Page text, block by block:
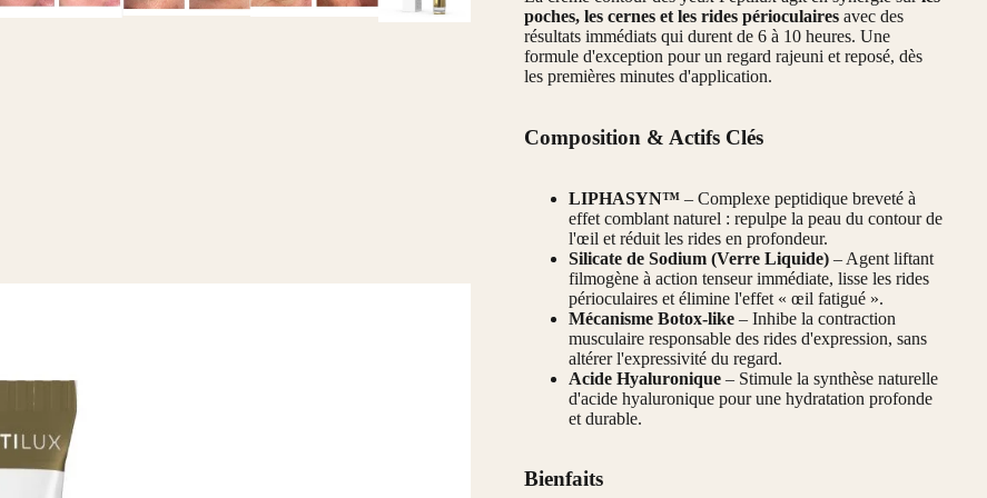
poches, les cernes et les rides périoculaires avec des
résultats immédiats qui durent de 6 à 10 heures. Une
formule d'exception pour un regard rajeuni et reposé, dès
les premières minutes d'application.
Composition & Actifs Clés
LIPHASYN™ – Complexe peptidique breveté à
effet comblant naturel : repulpe la peau du contour de
l'œil et réduit les rides en profondeur.
Silicate de Sodium (Verre Liquide) – Agent liftant
filmogène à action tenseur immédiate, lisse les rides
périoculaires et élimine l'effet « œil fatigué ».
Mécanisme Botox-like – Inhibe la contraction
musculaire responsable des rides d'expression, sans
altérer l'expressivité du regard.
Acide Hyaluronique – Stimule la synthèse naturelle
d'acide hyaluronique pour une hydratation profonde
et durable.
Bienfaits